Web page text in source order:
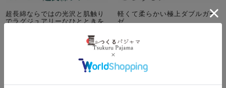
超長綿ならではの光沢と肌触り
でラグジュアリーなひとときを
軽くて柔らかい極上ダブルガー
ゼ
タログギフト
秋
オーガニック